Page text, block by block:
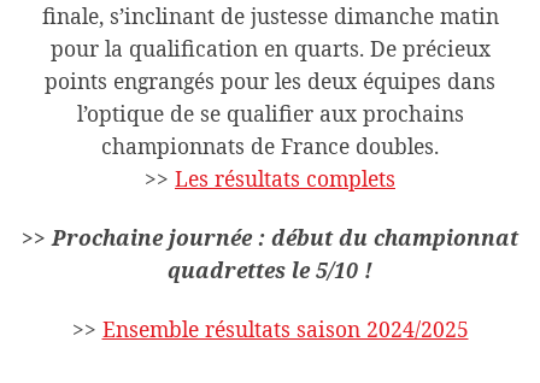
finale, s’inclinant de justesse dimanche matin
pour la qualification en quarts. De précieux
points engrangés pour les deux équipes dans
l’optique de se qualifier aux prochains
championnats de France doubles.
>> Les résultats complets
>> Prochaine journée : début du championnat
quadrettes le 5/10 !
>> Ensemble résultats saison 2024/2025